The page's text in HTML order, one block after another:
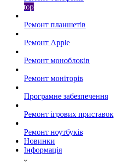
top
Ремонт планшетів
Ремонт Apple
Ремонт моноблоків
Ремонт моніторів
Програмне забезпечення
Ремонт ігрових приставок
Ремонт ноутбуків
Новинки
Інформація